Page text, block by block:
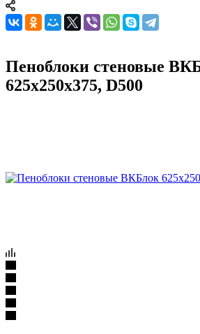
Пеноблоки стеновые
625х250х375, D500